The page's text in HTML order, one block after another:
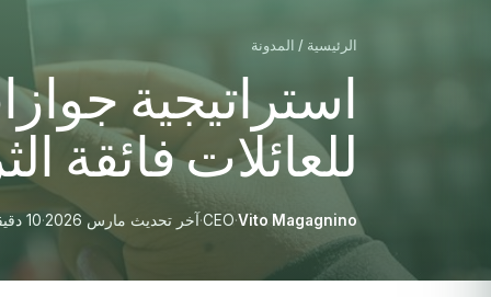
الرئيسية / المدونة
استراتيجية
للعائلات فائقة
Vito Magagnino
·
CEO
·آخر تحديث مارس 2026 ·10 دقيقة قراءة